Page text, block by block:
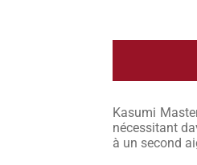
Kasumi
nécessitant
à un second